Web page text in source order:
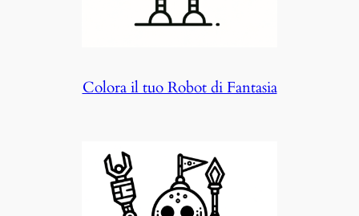
Colora il tuo Robot di Fantasia